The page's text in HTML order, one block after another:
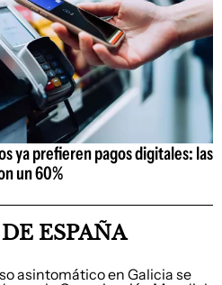
ya prefieren pagos digitales: las
un 60%
ESPAÑA